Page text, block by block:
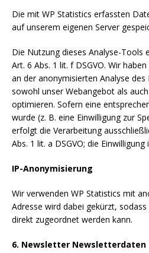
Die mit WP Statistics erfassten
auf unserem eigenen Server
Die Nutzung dieses Analyse-Tools
Art. 6 Abs. 1 lit. f DSGVO. Wir
an der anonymisierten Analyse
sowohl unser Webangebot als
optimieren. Sofern eine
wurde (z. B. eine Einwilligung zur
erfolgt die Verarbeitung
Abs. 1 lit. a DSGVO; die
IP-Anonymisierung
Wir verwenden WP Statistics mit
Adresse wird dabei gekürzt,
direkt zugeordnet werden kann.
6. Newsletter Newsletterdaten